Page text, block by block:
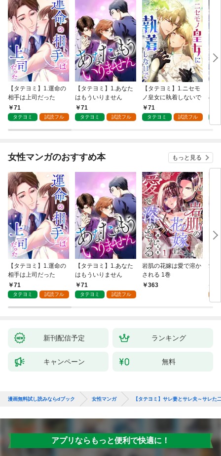
【タテヨミ】1.運命の
相手は上司だった
71
タテヨミ 試読フル
【タテヨミ】1.あなた
はもういりません
71
タテヨミ 試読フル
【タテヨミ】1.ニセモ
ノ皇女に執着しないで
71
タテヨミ 試読フル
の
女性マンガのおすすめ本 もっと見る
【タテヨミ】1.運命の
相手は上司だった
71
タテヨミ 試読フル
【タテヨミ】1.あなた
はもういりません
71
タテヨミ 試読フル
岩肌の花嫁は愛で溶か
される 1巻
363
愛
新刊配信予定 ランキング
キャンペーン 無料
漫画無料試し読みならdブック 女性マンガ 【タテヨミ】サレ妻とサレ夫～サレた
アプリならもっと便利で快適に！